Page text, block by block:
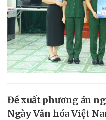
Đề xuất phương án
Ngày Văn hóa Việt